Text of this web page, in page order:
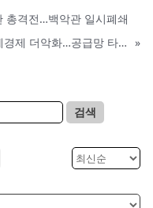
총격전…백악관 일시폐쇄
IMF총재 "이란전쟁 내년까지 가면 세계경제 더악화…공급망 타격" »
검색